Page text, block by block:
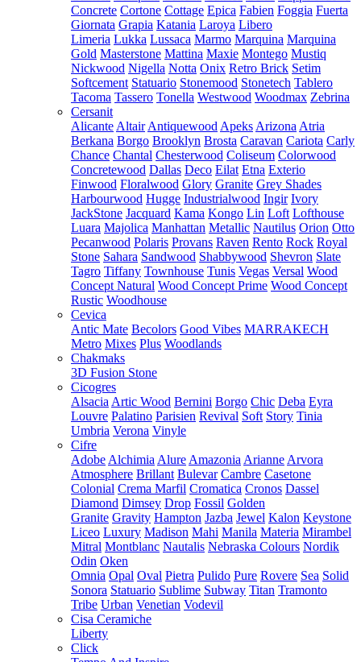
Concrete Cortone Cottage Epica Fabien Foggia Fuerta
Giornata Grapia Katania Laroya Libero
Limeria Lukka Lussaca Marmo Marquina Marquina
Gold Masterstone Mattina Maxie Montego Mustiq
Nickwood Nigella Notta Onix Retro Brick Setim
Softcement Statuario Stonemood Stonetech Tablero
Tacoma Tassero Tonella Westwood Woodmax Zebrina
Cersanit
Alicante Altair Antiquewood Apeks Arizona Atria
Berkana Borgo Brooklyn Brosta Caravan Cariota Carly
Chance Chantal Chesterwood Coliseum Colorwood
Concretewood Dallas Deco Eilat Etna Exterio
Finwood Floralwood Glory Granite Grey Shades
Harbourwood Hugge Industrialwood Ingir Ivory
JackStone Jacquard Kama Kongo Lin Loft Lofthouse
Luara Majolica Manhattan Metallic Nautilus Orion Otto
Pecanwood Polaris Provans Raven Rento Rock Royal
Stone Sahara Sandwood Shabbywood Shevron Slate
Tagro Tiffany Townhouse Tunis Vegas Versal Wood
Concept Natural Wood Concept Prime Wood Concept
Rustic Woodhouse
Cevica
Antic Mate Becolors Good Vibes MARRAKECH
Metro Mixes Plus Woodlands
Chakmaks
3D Fusion Stone
Cicogres
Alsacia Artic Wood Bernini Borgo Chic Deba Eyra
Louvre Palatino Parisien Revival Soft Story Tinia
Umbria Verona Vinyle
Cifre
Adobe Alchimia Alure Amazonia Arianne Arvora
Atmosphere Brillant Bulevar Cambre Casetone
Colonial Crema Marfil Cromatica Cronos Dassel
Diamond Dimsey Drop Fossil Golden
Granite Gravity Hampton Jazba Jewel Kalon Keystone
Liceo Luxury Madison Mahi Manila Materia Mirambel
Mitral Montblanc Nautalis Nebraska Colours Nordik
Odin Oken
Omnia Opal Oval Pietra Pulido Pure Rovere Sea Solid
Sonora Statuario Sublime Subway Titan Tramonto
Tribe Urban Venetian Vodevil
Cisa Ceramiche
Liberty
Click